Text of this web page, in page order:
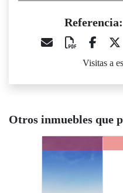
Visitas a
Otros inmuebles que